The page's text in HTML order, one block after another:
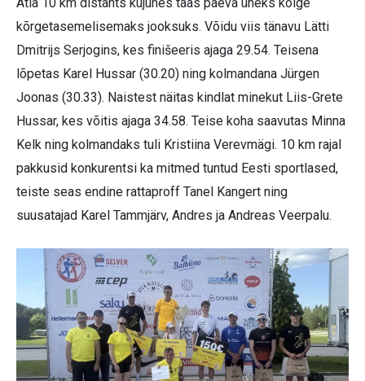
Atla 10 km distants kujunes taas päeva üheks kõige
kõrgetasemelisemaks jooksuks. Võidu viis tänavu Lätti
Dmit­rijs Serjogins, kes finišeeris ajaga 29.54. Teisena
lõpetas Karel Hussar (30.20) ning kolmandana Jürgen
Joonas (30.33). Naistest näitas kindlat minekut Liis-Grete
Hussar, kes võitis ajaga 34.58. Teise koha saavutas Minna
Kelk ning kolmandaks tuli Kristiina Verevmägi. 10 km rajal
pakkusid konkurentsi ka mitmed tuntud Eesti sportlased,
teiste seas endine rattaproff Tanel Kangert ning
suusatajad Karel Tammjärv, Andres ja Andreas Veerpalu.